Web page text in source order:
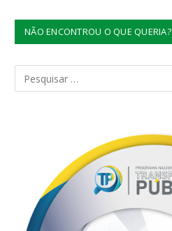
NÃO ENCONTROU O QUE QUERIA?